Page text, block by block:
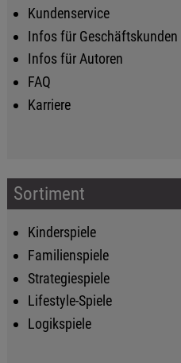
Kundenservice
Infos für Geschäftskunden
Infos für Autoren
FAQ
Karriere
Sortiment
Kinderspiele
Familienspiele
Strategiespiele
Lifestyle-Spiele
Logikspiele